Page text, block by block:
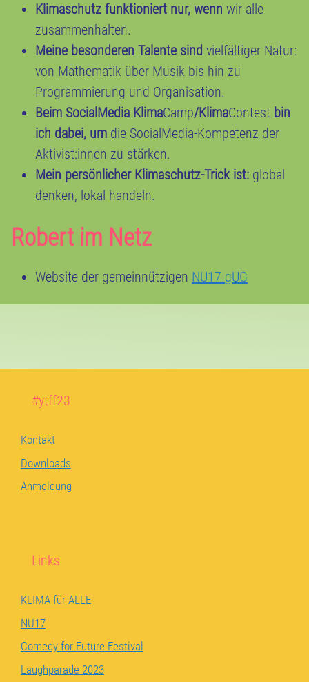
Klimaschutz funktioniert nur, wenn wir alle
zusammenhalten.
Meine besonderen Talente sind vielfältiger Natur:
von Mathematik über Musik bis hin zu
Programmierung und Organisation.
Beim SocialMedia KlimaCamp/KlimaContest bin
ich dabei, um die SocialMedia-Kompetenz der
Aktivist:innen zu stärken.
Mein persönlicher Klimaschutz-Trick ist: global
denken, lokal handeln.
Robert im Netz
Website der gemeinnützigen NU17 gUG
#ytff23
Kontakt
Downloads
Anmeldung
Links
KLIMA für ALLE
NU17
Comedy for Future Festival
Laughparade 2023